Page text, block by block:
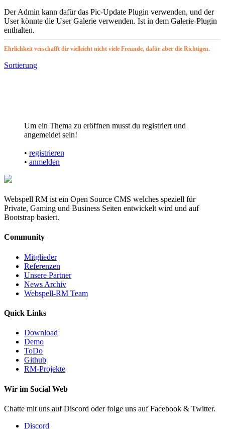
Der Admin kann dafür das Pic-Update Plugin verwenden, und der
User könnte die User Galerie verwenden. Ist in dem Galerie-Plugin
enthalten.
Ehrlichkeit verschafft dir vielleicht nicht viele Freunde, dafür aber die Richtigen.
Sortierung
Um ein Thema zu eröffnen musst du registriert und
angemeldet sein!
• registrieren
• anmelden
Webspell RM ist ein Open Source CMS welches speziell für
Private, Gaming und Business Seiten entwickelt wird und auf
Bootstrap basiert.
Community
Mitglieder
Referenzen
Unsere Partner
News Archiv
Webspell-RM Team
Quick Links
Download
Demo
ToDo
Github
RM-Projekte
Wir im Social Web
Chatte mit uns auf Discord oder folge uns auf Facebook & Twitter.
Discord